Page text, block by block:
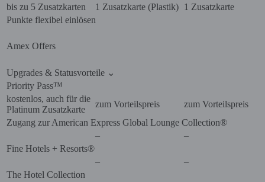
bis zu 5 Zusatzkarten
1 Zusatzkarte (Plastik) 1 Zusatzkarte
Punkte flexibel einlösen
Amex Offers
Upgrades & Statusvorteile ⌄
Priority Pass™
kostenlos, auch für die
Platinum Zusatzkarte
zum Vorteilspreis
zum Vorteilspreis
Zugang zur American Express Global Lounge Collection®
–
–
Fine Hotels + Resorts®
–
–
The Hotel Collection